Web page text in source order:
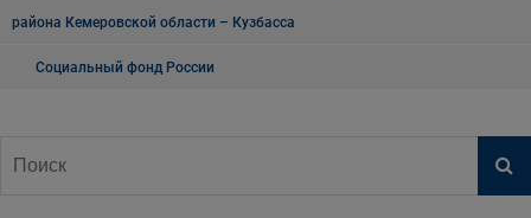
района Кемеровской области – Кузбасса
Социальный фонд России